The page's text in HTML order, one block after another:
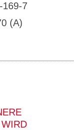
169-7
(A)